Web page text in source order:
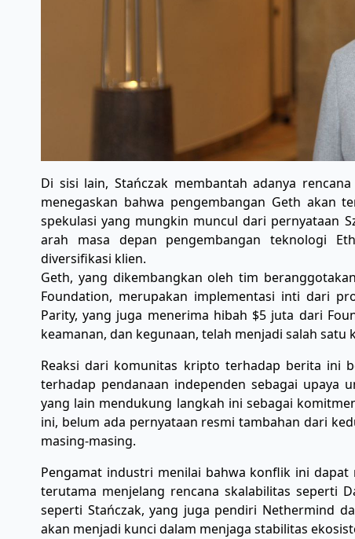
Di sisi lain, Stańczak membantah adanya
menegaskan bahwa pengembangan Geth akan
spekulasi yang mungkin muncul dari pernyataan
arah masa depan pengembangan teknologi
diversifikasi klien.
Geth, yang dikembangkan oleh tim
Foundation, merupakan implementasi inti dari
Parity, yang juga menerima hibah $5 juta dari
keamanan, dan kegunaan, telah menjadi salah
Reaksi dari komunitas kripto terhadap berita ini
terhadap pendanaan independen sebagai upaya
yang lain mendukung langkah ini sebagai
ini, belum ada pernyataan resmi tambahan dari
masing-masing.
Pengamat industri menilai bahwa konflik ini
terutama menjelang rencana skalabilitas seperti
seperti Stańczak, yang juga pendiri Nethermind
akan menjadi kunci dalam menjaga stabilitas